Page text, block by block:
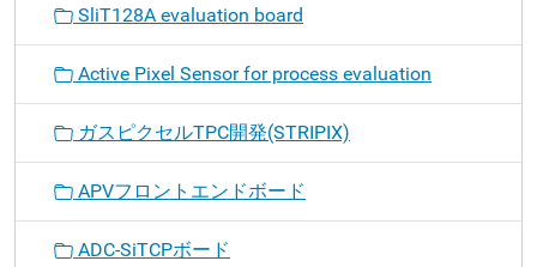
SliT128A evaluation board
Active Pixel Sensor for process evaluation
ガスピクセルTPC開発(STRIPIX)
APVフロントエンドボード
ADC-SiTCPボード